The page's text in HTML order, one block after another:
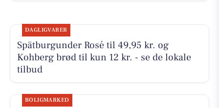
DAGLIGVARER
Spätburgunder Rosé til 49,95 kr. og
Kohberg brød til kun 12 kr. - se de lokale
tilbud
BOLIGMARKED